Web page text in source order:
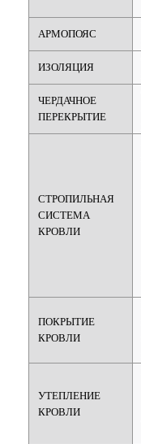
АРМОПОЯС
ИЗОЛЯЦИЯ
ЧЕРДАЧНОЕ
ПЕРЕКРЫТИЕ
СТРОПИЛЬНАЯ
СИСТЕМА
КРОВЛИ
ПОКРЫТИЕ
КРОВЛИ
УТЕПЛЕНИЕ
КРОВЛИ